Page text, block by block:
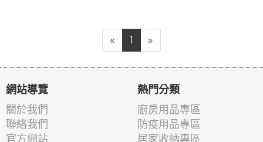
« 1 »
網站導覽
關於我們
聯絡我們
官方網站
熱門分類
廚房用品專區
防疫用品專區
居家收納專區